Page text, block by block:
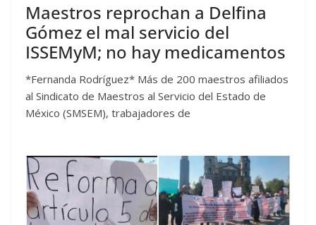
Maestros reprochan a Delfina
Gómez el mal servicio del
ISSEMyM; no hay medicamentos
*Fernanda Rodríguez* Más de 200 maestros afiliados
al Sindicato de Maestros al Servicio del Estado de
México (SMSEM), trabajadores de